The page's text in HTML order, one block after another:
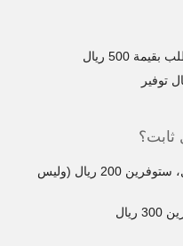
إذا اشتريتِ منتجات بقيمة 1000 ريال، ستوفرين 200 ريال (وليس